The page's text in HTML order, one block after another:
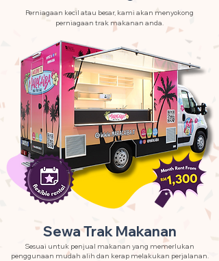
Perniagaan kecil atau besar, kami akan menyokong
perniagaan trak makanan anda.
Sewa Trak Makanan
Sesuai untuk penjual makanan yang memerlukan
penggunaan mudah alih dan kerap melakukan perjalanan.